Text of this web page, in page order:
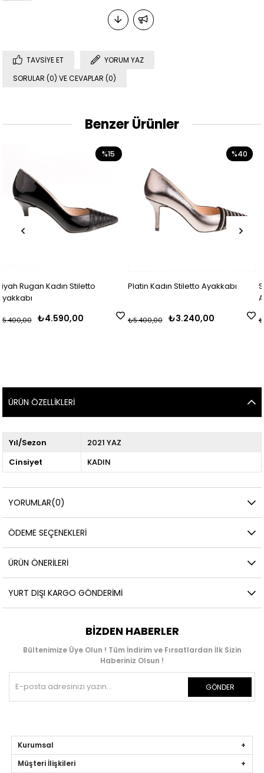
TAVSIYE ET
YORUM YAZ
SORULAR (0) VE CEVAPLAR (0)
Benzer Ürünler
Stiletto Platin Kadın Stiletto Ayakkabı
₺3.240,00
₺5.400,00
Siyah Deri
₺6.900,00
ÜRÜN ÖZELLIKLERI
Yıl/Sezon
2021 YAZ
Cinsiyet
KADIN
YORUMLAR(0)
ÖDEME SEÇENEKLERI
ÜRÜN ÖNERILERI
YURT DIŞI KARGO GÖNDERIMI
BIZDEN HABERLER
Bültenimize Üye Olun ! Tüm İndirim ve Fırsatlardan İlk Sizin
Haberiniz Olsun !
GÖNDER
Kurumsal
Müşteri İlişkileri